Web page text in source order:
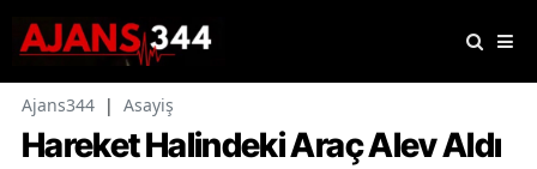
Ajans344 | Asayiş
Hareket Halindeki Araç Alev Aldı